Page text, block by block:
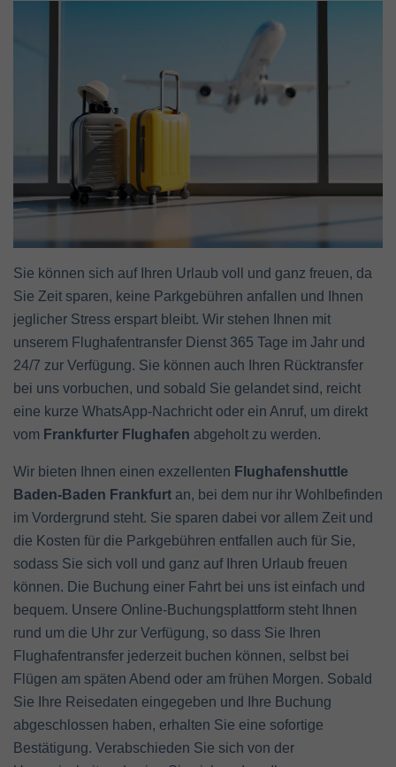
Sie können sich auf Ihren Urlaub voll und ganz freuen, da
Sie Zeit sparen, keine Parkgebühren anfallen und Ihnen
jeglicher Stress erspart bleibt. Wir stehen Ihnen mit
unserem Flughafentransfer Dienst 365 Tage im Jahr und
24/7 zur Verfügung. Sie können auch Ihren Rücktransfer
bei uns vorbuchen, und sobald Sie gelandet sind, reicht
eine kurze WhatsApp-Nachricht oder ein Anruf, um direkt
vom Frankfurter Flughafen abgeholt zu werden.
Wir bieten Ihnen einen exzellenten Flughafenshuttle
Baden-Baden Frankfurt an, bei dem nur ihr Wohlbefinden
im Vordergrund steht. Sie sparen dabei vor allem Zeit und
die Kosten für die Parkgebühren entfallen auch für Sie,
sodass Sie sich voll und ganz auf Ihren Urlaub freuen
können. Die Buchung einer Fahrt bei uns ist einfach und
bequem. Unsere Online-Buchungsplattform steht Ihnen
rund um die Uhr zur Verfügung, so dass Sie Ihren
Flughafentransfer jederzeit buchen können, selbst bei
Flügen am späten Abend oder am frühen Morgen. Sobald
Sie Ihre Reisedaten eingegeben und Ihre Buchung
abgeschlossen haben, erhalten Sie eine sofortige
Bestätigung. Verabschieden Sie sich von der